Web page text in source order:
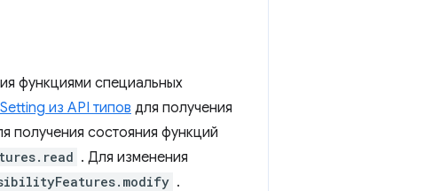
функциями специальных
из API типов для получения
получения состояния функций
. Для изменения
.